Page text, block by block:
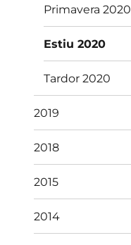
Primavera 2020
Estiu 2020
Tardor 2020
2019
2018
2015
2014